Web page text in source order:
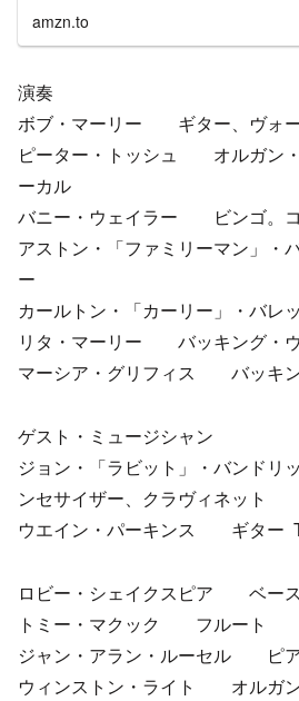
amzn.to
演奏
ボブ・マーリー ギター、ヴォ
ピーター・トッシュ オルガン・
ーカル
バニー・ウェイラー ビンゴ。
アストン・「ファミリーマン」
ー
カールトン・「カーリー」・バ
リタ・マーリー バッキング・
マーシア・グリフィス バッキ
ゲスト・ミュージシャン
ジョン・「ラビット」・バンド
ンセサイザー、クラヴィネット
ウエイン・パーキンス ギター
ロビー・シェイクスピア ベー
トミー・マクック フルート
ジャン・アラン・ルーセル ピア
ウィンストン・ライト オルガ